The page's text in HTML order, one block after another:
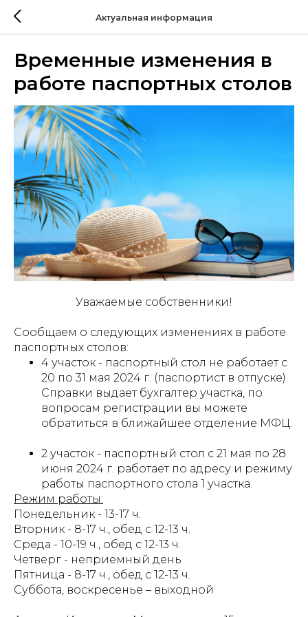
Актуальная информация
Временные изменения в
работе паспортных столов
Уважаемые собственники!
Сообщаем о следующих изменениях в работе
паспортных столов:
4 участок - паспортный стол не работает с
20 по 31 мая 2024 г. (паспортист в отпуске).
Справки выдает бухгалтер участка, по
вопросам регистрации вы можете
обратиться в ближайшее отделение МФЦ.
2 участок - паспортный стол с 21 мая по 28
июня 2024 г. работает по адресу и режиму
работы паспортного стола 1 участка.
Режим работы:
Понедельник - 13-17 ч.
Вторник - 8-17 ч., обед с 12-13 ч.
Среда - 10-19 ч., обед с 12-13 ч.
Четверг - неприемный день
Пятница - 8-17 ч., обед с 12-13 ч.
Суббота, воскресенье – выходной